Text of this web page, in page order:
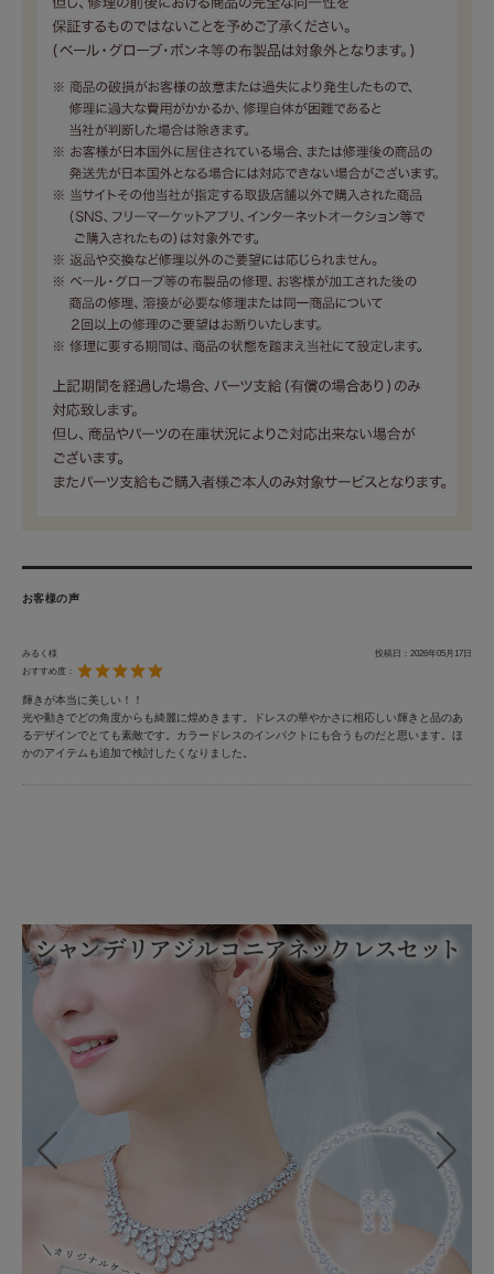
お客様の声
みるく様 投稿日： 2026年05月17日
おすすめ度：
輝きが本当に美しい！！
光や動きでどの角度からも綺麗に煌めきます。ドレスの華やかさに相応しい輝きと品のあ
るデザインでとても素敵です。カラードレスのインパクトにも合うものだと思います。ほ
かのアイテムも追加で検討したくなりました。